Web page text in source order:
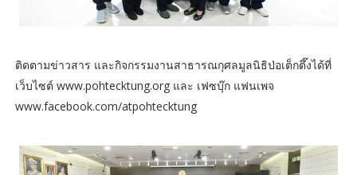
ติดตามข่าวสาร และกิจกรรมงานสาธารณกุศลมูลนิธิป่อเต็กตึ๊งได้ที่
เว็บไซต์ www.pohtecktung.org และ เฟซบุ๊ก แฟนเพจ
www.facebook.com/atpohtecktung